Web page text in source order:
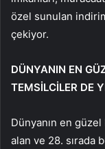
özel sunulan
çekiyor.
DÜNYANIN EN
TEMSİLCİLER DE
Dünyanın en
alan ve 28. sırada